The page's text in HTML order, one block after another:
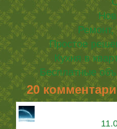
Ремонт,
Простое
Кухня в
Бесплатные
20